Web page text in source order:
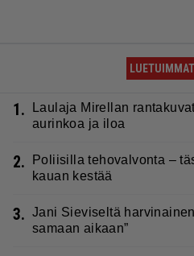
1.
Laulaja Mirellan
aurinkoa ja iloa
2.
Poliisilla tehovalvonta –
kauan kestää
3. Jani Sieviseltä
samaan aikaan”